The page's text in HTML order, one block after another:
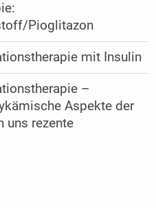
Pioglitazon
mit Insulin
–
Aspekte der
uns rezente